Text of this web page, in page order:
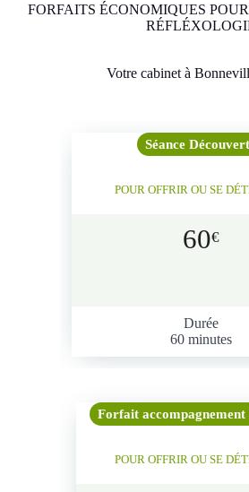
FORFAITS ÉCONOMIQUES
Votre cabinet à
Séance
POUR OFFRIR OU SE
60€
Durée
60 minutes
Forfait accompagnement
POUR OFFRIR OU SE